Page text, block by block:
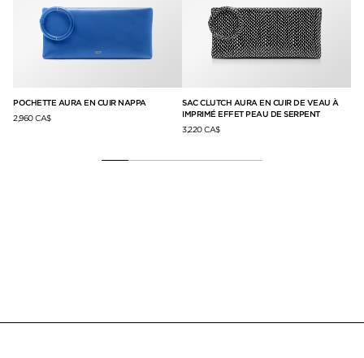
POCHETTE AURA EN CUIR NAPPA
2,960 CA$
SAC CLUTCH AURA EN CUIR DE VEAU À
IMPRIMÉ EFFET PEAU DE SERPENT
3,220 CA$